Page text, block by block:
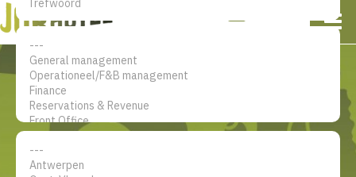
De jobsite voor hotel
professionals